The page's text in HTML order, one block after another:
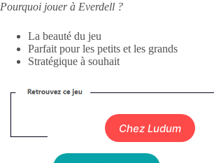
Pourquoi jouer à Everdell ?
La beauté du jeu
Parfait pour les petits et les grands
Stratégique à souhait
Chez Ludum